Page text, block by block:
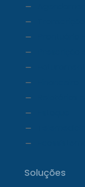
Soluções